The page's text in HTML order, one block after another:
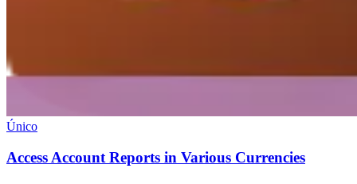
Único
Access Account Reports in Various Currencies